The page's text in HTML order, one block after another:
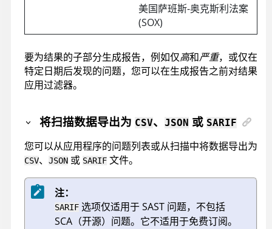
美国萨班斯-奥克斯利法案
(SOX)
要为结果的子部分生成报告，例如仅高和严重，或仅在
特定日期后发现的问题，您可以在生成报告之前对结果
应用过滤器。
将扫描数据导出为 CSV、JSON 或 SARIF
您可以从应用程序的问题列表或从扫描中将数据导出为
CSV、 JSON 或 SARIF 文件。
注：
SARIF 选项仅适用于 SAST 问题，不包括
SCA（开源）问题。它不适用于免费订阅。